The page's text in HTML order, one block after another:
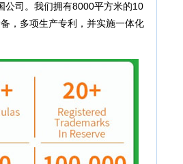
公司。我们拥有8000平方米的10
，多项生产专利，并实施一体化